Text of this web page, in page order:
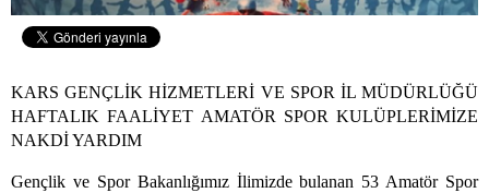
KARS GENÇLİK HİZMETLERİ VE SPOR İL MÜDÜRLÜĞÜ
HAFTALIK FAALİYET AMATÖR SPOR KULÜPLERİMİZE
NAKDİ YARDIM
Gençlik ve Spor Bakanlığımız İlimizde bulanan 53 Amatör Spor